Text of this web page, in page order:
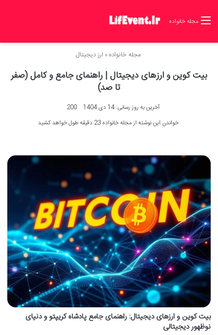
مجله خانواده
مجله خانواده» ارز دیجیتال
بیت کوین و ارزهای دیجیتال | راهنمای جامع و کامل (صفر
تا صد)
آخرین به روز رسانی: 14 دی 1404
200
خواندن این نوشته از مجله خانواده 23 دقیقه طول خواهد کشید
بیت کوین و ارزهای دیجیتال: راهنمای جامع پادشاه کریپتو و دنیای
نوظهور دیجیتالی